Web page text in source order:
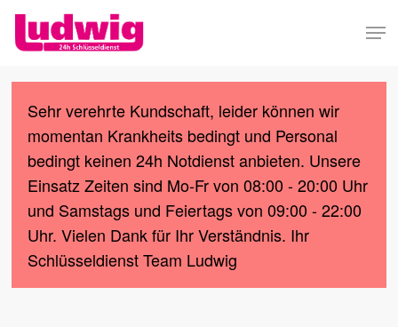
Skip
content
Sehr verehrte Kundschaft, leider können wir
momentan Krankheits bedingt und Personal
bedingt keinen 24h Notdienst anbieten. Unsere
Einsatz Zeiten sind Mo-Fr von 08:00 - 20:00 Uhr
und Samstags und Feiertags von 09:00 - 22:00
Uhr. Vielen Dank für Ihr Verständnis. Ihr
Schlüsseldienst Team Ludwig
Menu